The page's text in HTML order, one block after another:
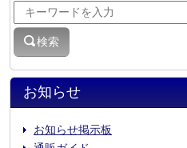
お知らせ
お知らせ掲示板
検索